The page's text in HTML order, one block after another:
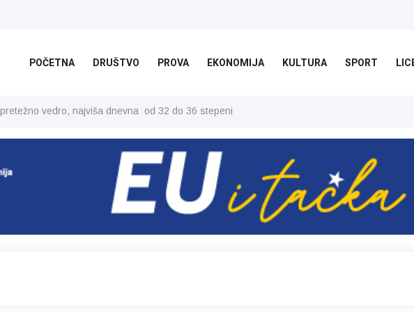
POČETNA DRUŠTVO PROVA EKONOMIJA KULTURA SPORT
vedro, najviša dnevna od 32 do 36 stepeni